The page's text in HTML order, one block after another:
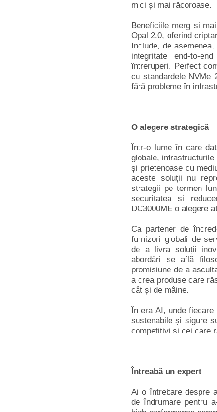
mici și mai răcoroase.
Beneficiile merg și
Opal 2.0, oferind
Include, de
integritate end-to-
întreruperi. Perfect
cu standardele NVMe
fără probleme în
O alegere strategică
Într-o lume în care
globale,
și prietenoase cu
aceste soluții nu
strategii pe termen
securitatea și
DC3000ME o alegere
Ca partener de
furnizori globali de
de a livra soluții
abordări se află
promisiune de a
a crea produse care
cât și de mâine.
În era AI, unde
sustenabile și sigure
competitivi și cei care
Întreabă un expert
Ai o întrebare despre
de îndrumare pentru